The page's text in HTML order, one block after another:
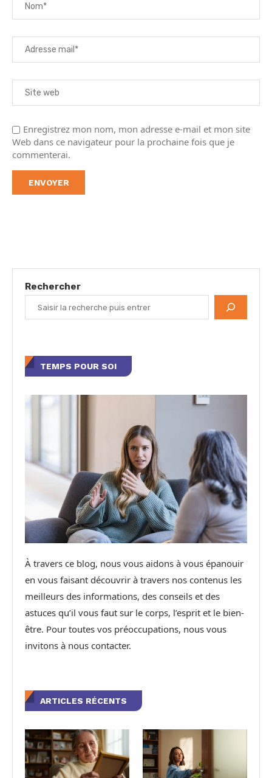
Enregistrez mon nom, mon adresse e-mail et mon site
Web dans ce navigateur pour la prochaine fois que je
commenterai.
Rechercher
TEMPS POUR SOI
À travers ce blog, nous vous aidons à vous épanouir
en vous faisant découvrir à travers nos contenus les
meilleurs des informations, des conseils et des
astuces qu’il vous faut sur le corps, l’esprit et le bien-
être. Pour toutes vos préoccupations, nous vous
invitons à nous contacter.
ARTICLES RÉCENTS